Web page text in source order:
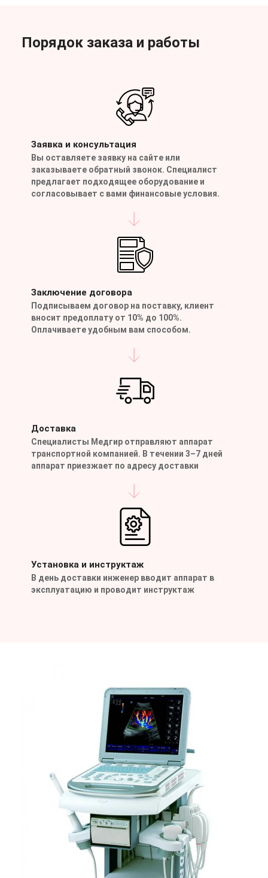
Порядок заказа и работы
Заявка и консультация
Вы оставляете заявку на сайте или
заказываете обратный звонок. Специалист
предлагает подходящее оборудование и
согласовывает с вами финансовые условия.
Заключение договора
Подписываем договор на поставку, клиент
вносит предоплату от 10% до 100%.
Оплачиваете удобным вам способом.
Доставка
Специалисты Медгир отправляют аппарат
транспортной компанией. В течении 3–7 дней
аппарат приезжает по адресу доставки
Установка и инструктаж
В день доставки инженер вводит аппарат в
эксплуатацию и проводит инструктаж